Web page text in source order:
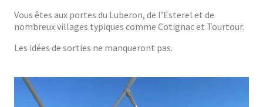
Vous êtes aux portes du Luberon, de l’Esterel et de
nombreux villages typiques comme Cotignac et Tourtour.
Les idées de sorties ne manqueront pas.